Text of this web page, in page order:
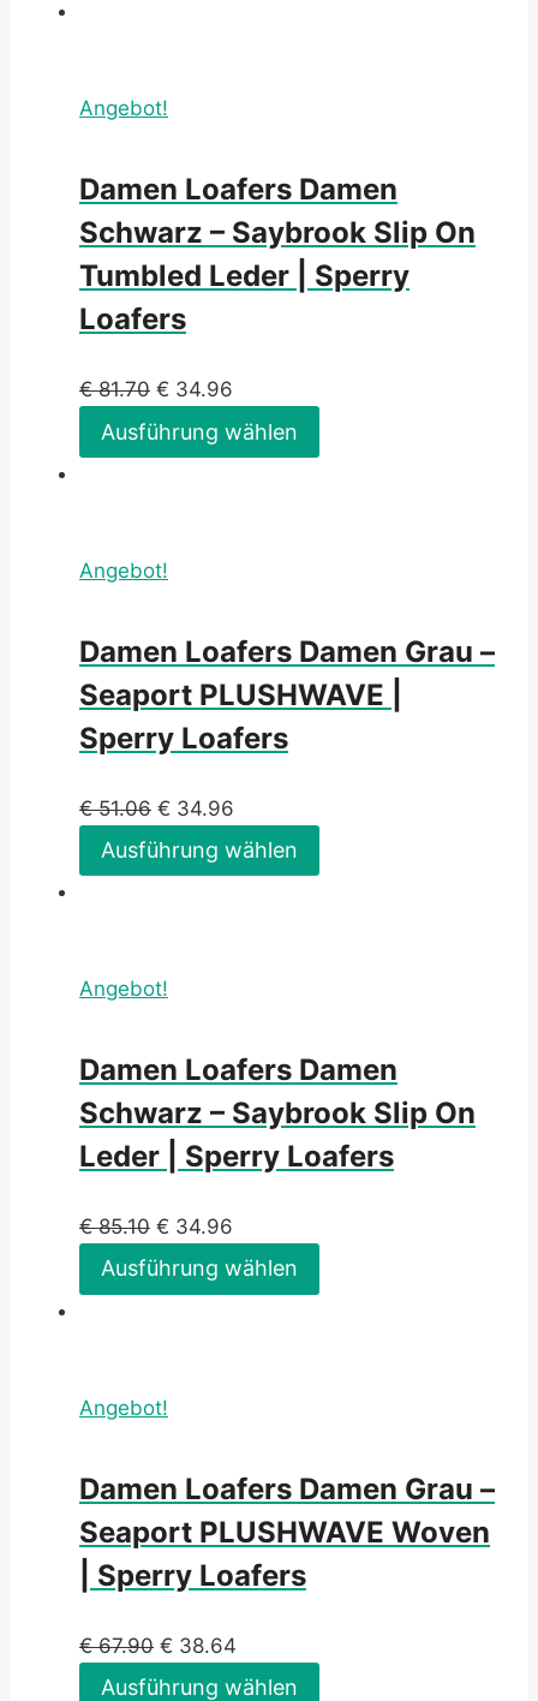
Angebot!
Damen Loafers Damen
Schwarz – Saybrook Slip On
Tumbled Leder | Sperry
Loafers
€81.70 € 34.96
Ausführung wählen
Angebot!
Damen Loafers Damen Grau –
Seaport PLUSHWAVE |
Sperry Loafers
€51.06 € 34.96
Ausführung wählen
Angebot!
Damen Loafers Damen
Schwarz – Saybrook Slip On
Leder | Sperry Loafers
€85.10 € 34.96
Ausführung wählen
Angebot!
Damen Loafers Damen Grau –
Seaport PLUSHWAVE Woven
| Sperry Loafers
€67.90 € 38.64
Ausführung wählen